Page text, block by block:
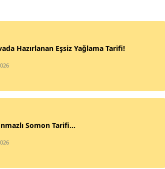
Hazırlanan Eşsiz Yağlama Tarifi!
Somon Tarifi...